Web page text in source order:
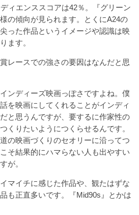
ィエンススコアは42％。『グリーン
の傾向が見られます。とくにA24の
った作品というイメージや認識は映
ます。
レースでの強さの要因はなんだと思
ンディーズ映画っぽさですよね。僕
を映画にしてくれることがインディ
と思うんですが、要するに作家性の
くりたいようにつくらせるんです。
の映画づくりのセオリーに沿ってつ
そ結果的にハマらない人も出やすい
が。
マイチに感じた作品や、観たはずな
も正直多いです。『Mid90s』とかは